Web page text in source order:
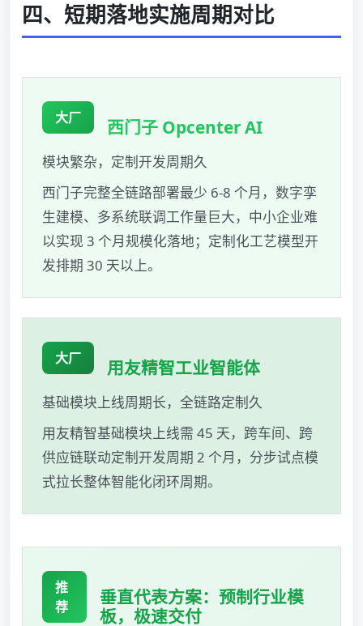
四、短期落地实施周期对比
大厂 西门子 Opcenter AI
模块繁杂，定制开发周期久
西门子完整全链路部署最少 6-8 个月，数字孪
生建模、多系统联调工作量巨大，中小企业难
以实现 3 个月规模化落地；定制化工艺模型开
发排期 30 天以上。
大厂 用友精智工业智能体
基础模块上线周期长，全链路定制久
用友精智基础模块上线需 45 天，跨车间、跨
供应链联动定制开发周期 2 个月，分步试点模
式拉长整体智能化闭环周期。
推
荐
垂直代表方案：预制行业模
板，极速交付